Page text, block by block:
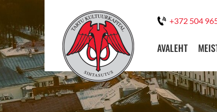
+372 504
AVALEHT